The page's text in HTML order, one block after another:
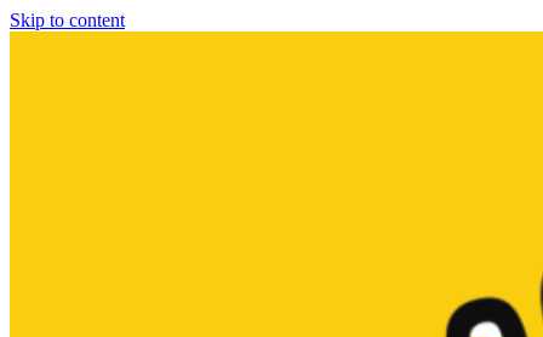
Skip to content